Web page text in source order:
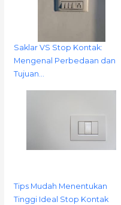
Saklar VS Stop Kontak:
Mengenal Perbedaan dan
Tujuan…
Tips Mudah Menentukan
Tinggi Ideal Stop Kontak